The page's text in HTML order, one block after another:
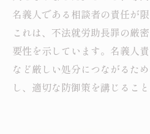
名義人である相談者の責任が
これは、不法就労助長罪の厳
要性を示しています。名義人
など厳しい処分につながるた
し、適切な防御策を講じるこ